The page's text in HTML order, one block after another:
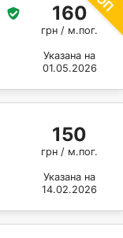
160
грн / м.пог.
Указана на
01.05.2026
150
грн / м.пог.
Указана на
14.02.2026